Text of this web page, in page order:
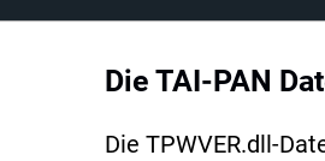
Die TAI-PAN
Die TPWVER.dll-